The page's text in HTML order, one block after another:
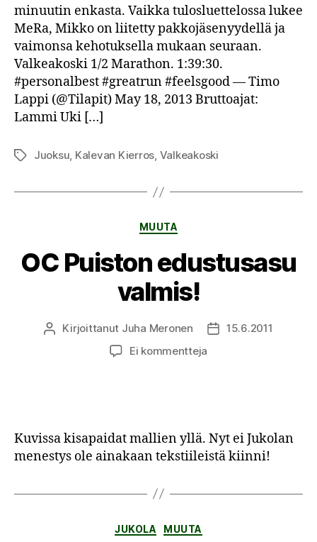
minuutin enkasta. Vaikka tulosluettelossa lukee
MeRa, Mikko on liitetty pakkojäsenyydellä ja
vaimonsa kehotuksella mukaan seuraan.
Valkeakoski 1/2 Marathon. 1:39:30.
#personalbest #greatrun #feelsgood — Timo
Lappi (@Tilapit) May 18, 2013 Bruttoajat:
Lammi Uki […]
Avainsanat
Juoksu, Kalevan Kierros, Valkeakoski
Kategoriat
MUUTA
OC Puiston edustusasu
valmis!
Kirjoittaja
Kirjoittanut Juha Meronen Julkaisupäivämäärä
15.6.2011
Ei kommentteja
Kuvissa kisapaidat mallien yllä. Nyt ei Jukolan
menestys ole ainakaan tekstiileistä kiinni!
Kategoriat
JUKOLA MUUTA